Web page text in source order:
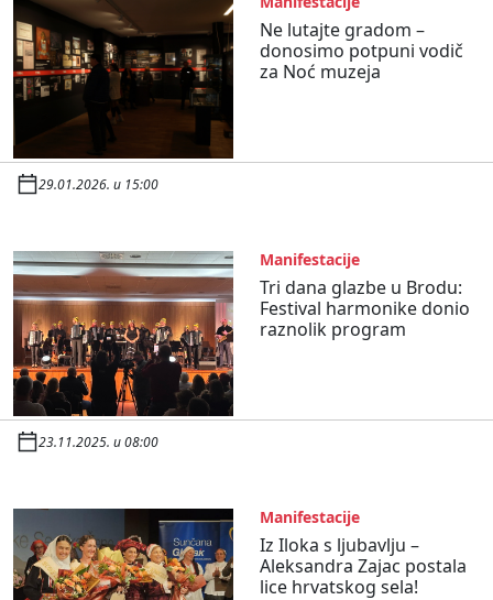
Ne lutajte gradom –
donosimo potpuni vodič
za Noć muzeja
29.01.2026. u 15:00
Manifestacije
Tri dana glazbe u Brodu:
Festival harmonike donio
raznolik program
23.11.2025. u 08:00
Manifestacije
Iz Iloka s ljubavlju –
Aleksandra Zajac postala
lice hrvatskog sela!